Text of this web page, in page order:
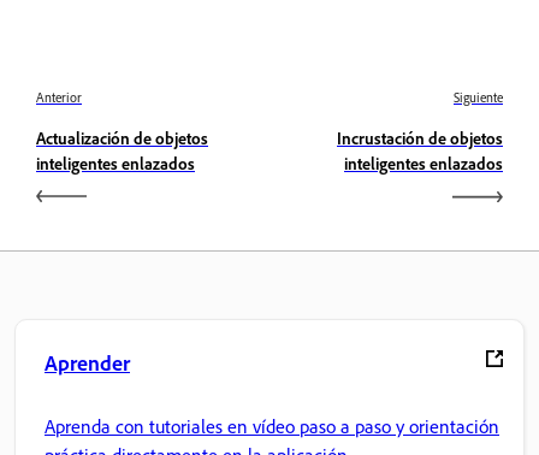
Anterior
Actualización de objetos
inteligentes enlazados
Siguiente
Incrustación de objetos
inteligentes enlazados
Aprender
Aprenda con tutoriales en vídeo paso a paso y orientación